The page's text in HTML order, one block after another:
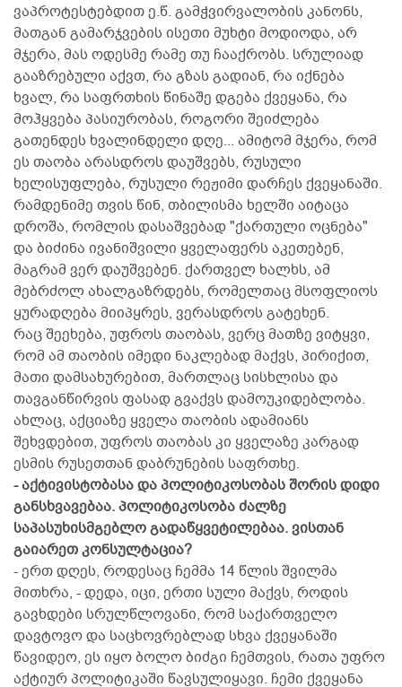
ვაპროტესტებდით ე.წ. გამჭვირვალობის კანონს,
მათგან გამარჯვების ისეთი მუხტი მოდიოდა, არ
მჯერა, მას ოდესმე რამე თუ ჩააქრობს. სრულიად
გააზრებული აქვთ, რა გზას გადიან, რა იქნება
ხვალ, რა საფრთხის წინაშე დგება ქვეყანა, რა
მოჰყვება პასიურობას, როგორი შეიძლება
გათენდეს ხვალინდელი დღე... ამიტომ მჯერა, რომ
ეს თაობა არასდროს დაუშვებს, რუსული
ხელისუფლება, რუსული რეჟიმი დარჩეს ქვეყანაში.
რამდენიმე თვის წინ, თბილისმა ხელში აიტაცა
დროშა, რომლის დასაშვებად "ქართული ოცნება"
და ბიძინა ივანიშვილი ყველაფერს აკეთებენ,
მაგრამ ვერ დაუშვებენ. ქართველ ხალხს, ამ
მებრძოლ ახალგაზრდებს, რომელთაც მსოფლიოს
ყურადღება მიიპყრეს, ვერასდროს გატეხენ.
რაც შეეხება, უფროს თაობას, ვერც მათზე ვიტყვი,
რომ ამ თაობის იმედი ნაკლებად მაქვს, პირიქით,
მათი დამსახურებით, მართლაც სისხლისა და
თავგანწირვის ფასად გვაქვს დამოუკიდებლობა.
ახლაც, აქციაზე ყველა თაობის ადამიანს
შეხვდებით, უფროს თაობას კი ყველაზე კარგად
ესმის რუსეთთან დაბრუნების საფრთხე.
- აქტივისტობასა და პოლიტიკოსობას შორის დიდი
განსხვავებაა. პოლიტიკოსობა ძალზე
საპასუხისმგებლო გადაწყვეტილებაა. ვისთან
გაიარეთ კონსულტაცია?
- ერთ დღეს, როდესაც ჩემმა 14 წლის შვილმა
მითხრა, - დედა, იცი, ერთი სული მაქვს, როდის
გავხდები სრულწლოვანი, რომ საქართველო
დავტოვო და საცხოვრებლად სხვა ქვეყანაში
წავიდეო, ეს იყო ბოლო ბიძგი ჩემთვის, რათა უფრო
აქტიურ პოლიტიკაში წავსულიყავი. ჩემი ქვეყანა